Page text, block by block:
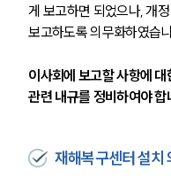
게 보고하면 되었으나, 개
보고하도록 의무화하였습
이사회에 보고할 사항에
관련 내규를 정비하여야 합
재해복구센터 설치